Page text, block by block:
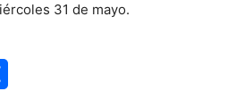
31 de mayo.